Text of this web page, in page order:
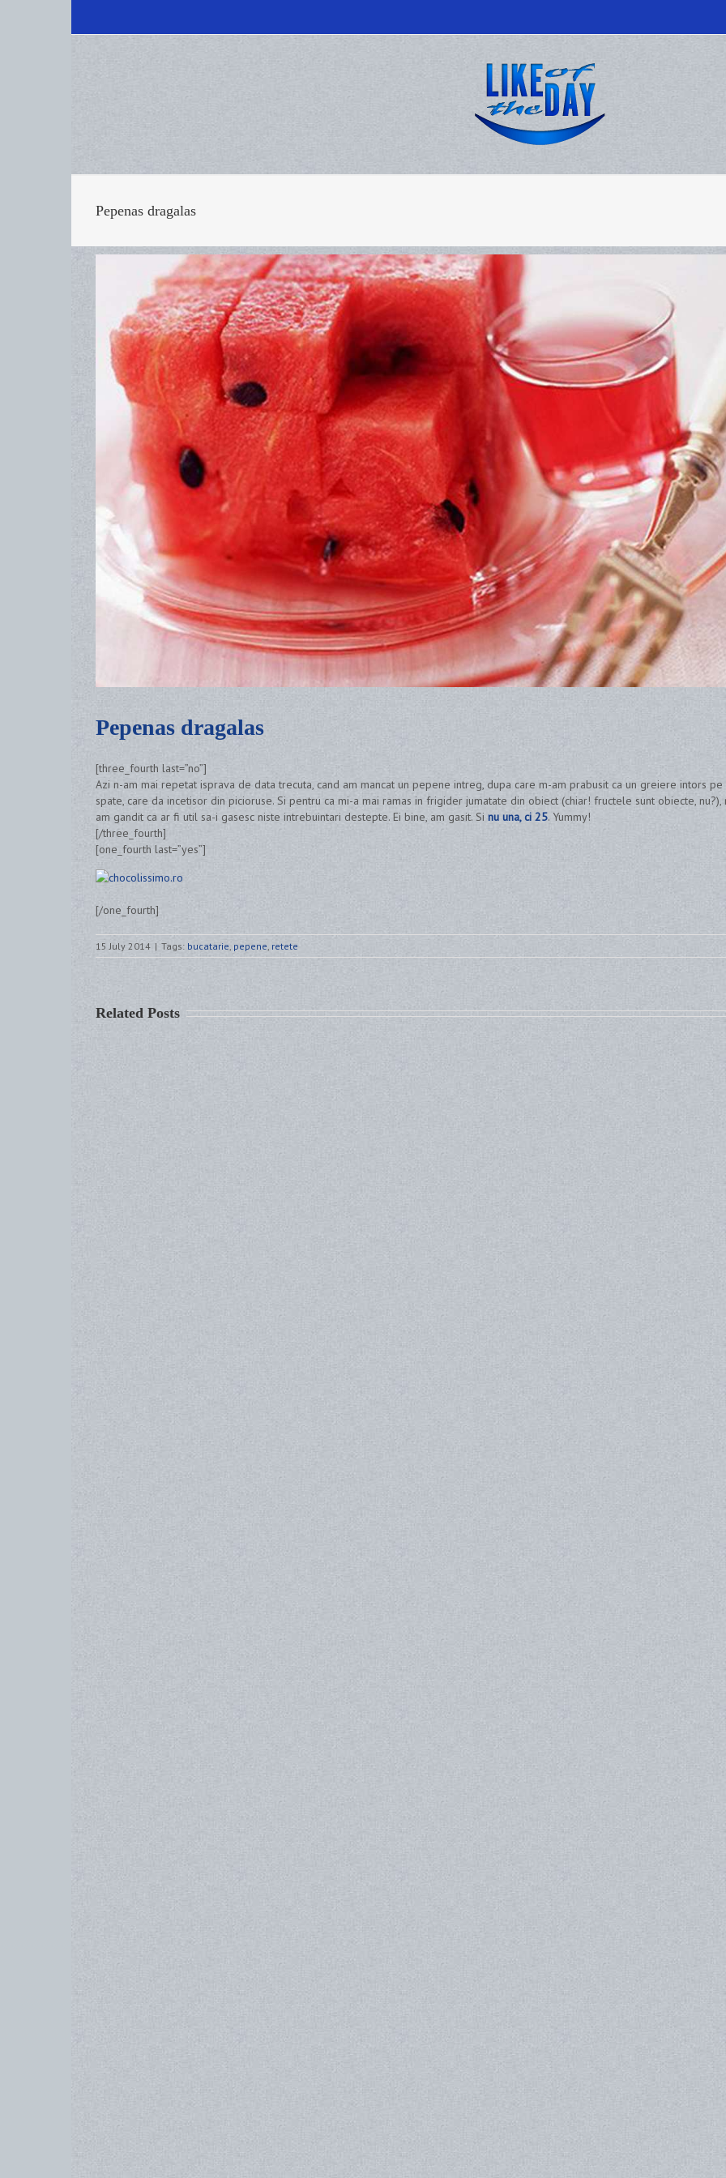
Pepenas dragalas
Pepenas dragalas
[three_fourth last=”no”]
Azi n-am mai repetat isprava de data trecuta, cand am mancat un pepene intreg, dupa care m-am prabusit ca un greiere intors pe
spate, care da incetisor din picioruse. Si pentru ca mi-a mai ramas in frigider jumatate din obiect (chiar! fructele sunt obiecte, nu?),
am gandit ca ar fi util sa-i gasesc niste intrebuintari destepte. Ei bine, am gasit. Si nu una, ci 25. Yummy!
[/three_fourth]
[one_fourth last=”yes”]
[/one_fourth]
15 July 2014 | Tags: bucatarie pepene retete
Related Posts